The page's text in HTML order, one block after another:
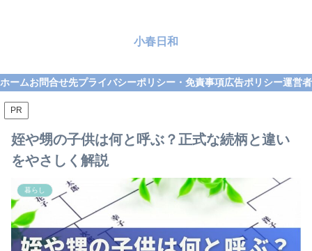
小春日和
ホームお問合せ先プライバシーポリシー・免責事項広告ポリシー運営
PR
姪や甥の子供は何と呼ぶ？正式な続柄と違い
をやさしく解説
暮らし